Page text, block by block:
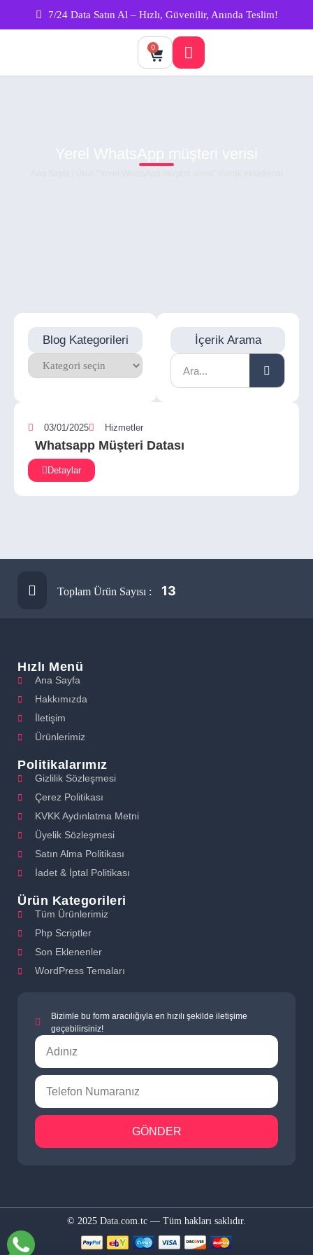
7/24 Data Satın Al – Hızlı, Güvenilir, Anında Teslim!
0
Yerel WhatsApp müşteri verisi
Blog Kategorileri İçerik Arama
03/01/2025 Hizmetler
Whatsapp Müşteri Datası
Detaylar
Toplam Ürün Sayısı : 13
Hızlı Menü
Ana Sayfa
Hakkımızda
İletişim
Ürünlerimiz
Politikalarımız
Gizlilik Sözleşmesi
Çerez Politikası
KVKK Aydınlatma Metni
Üyelik Sözleşmesi
Satın Alma Politikası
İadet & İptal Politikası
Ürün Kategorileri
Tüm Ürünlerimiz
Php Scriptler
Son Eklenenler
WordPress Temaları
Bizimle bu form aracılığıyla en hızılı şekilde iletişime
geçebilirsiniz!
GÖNDER
© 2025 Data.com.tc — Tüm hakları saklıdır.